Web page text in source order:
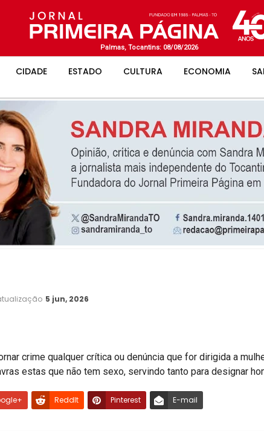
Palmas, Tocantins: 08/08/2026
CIDADE ESTADO CULTURA ECONOMIA
5 jun, 2026
crime qualquer crítica ou denúncia que for dirigida a
estas que não tem sexo, servindo tanto para designar
ReddIt Pinterest E-mail